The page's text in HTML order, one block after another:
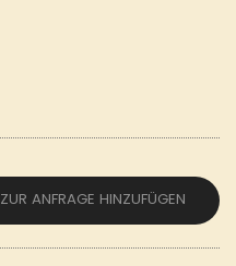
ZUR ANFRAGE HINZUFÜGEN